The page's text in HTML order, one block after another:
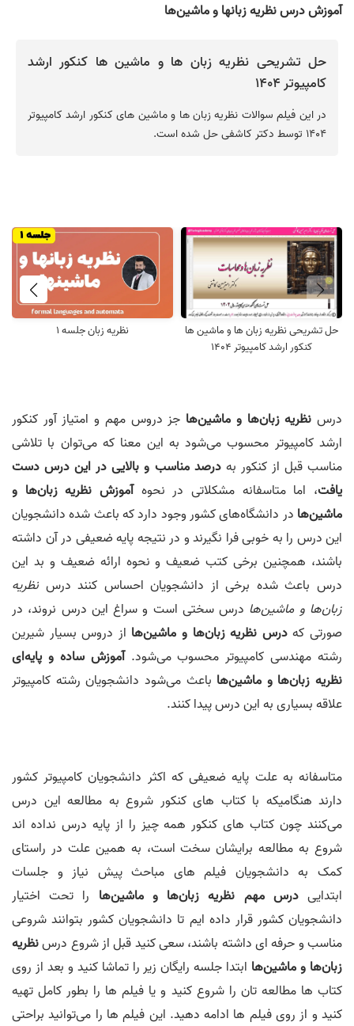
آموزش درس نظریه زبانها و ماشین‌ها
حل تشریحی نظریه زبان ها و ماشین ها کنکور ارشد
کامپیوتر 1404
در این فیلم سوالات نظریه زبان ها و ماشین های کنکور ارشد کامپیوتر
1404 توسط دکتر کاشفی حل شده است.
حل تشریحی نظریه زبان ها و ماشین ها
کنکور ارشد کامپیوتر 1404
نظریه زبان جلسه 1
درس نظریه زبان‌ها و ماشین‌ها جز دروس مهم و امتیاز آور کنکور
ارشد کامپیوتر محسوب می‌شود به این معنا که می‌توان با تلاشی
مناسب قبل از کنکور بهدرصد مناسب و بالایی در این درس دست
یافت، اما متاسفانه مشکلاتی در نحوهآموزش نظریه زبان‌ها و
ماشین‌ها در دانشگاه‌های کشور وجود دارد که باعث شده دانشجویان
این درس را به خوبی فرا نگیرند و در نتیجه پایه ضعیفی در آن داشته
باشند، همچنین برخی کتب ضعیف و نحوه ارائه ضعیف و بد این
درس باعث شده برخی از دانشجویان احساس کنند درس نظریه
زبان‌ها و ماشین‌ها درس سختی است و سراغ این درس نروند، در
صورتی کهدرس نظریه زبان‌ها و ماشین‌ها از دروس بسیار شیرین
رشته مهندسی کامپیوتر محسوب می‌شود.آموزش ساده و پایه‌ای
نظریه زبان‌ها و ماشین‌ها باعث می‌شود دانشجویان رشته کامپیوتر
علاقه بسیاری به این درس پیدا کنند.
متاسفانه به علت پایه ضعیفی که اکثر دانشجویان کامپیوتر کشور
دارند هنگامیکه با کتاب های کنکور شروع به مطالعه این درس
می‌کنند چون کتاب های کنکور همه چیز را از پایه درس نداده اند
شروع به مطالعه برایشان سخت است، به همین علت در راستای
کمک به دانشجویان فیلم های مباحث پیش نیاز و جلسات
ابتداییدرس مهم نظریه زبان‌ها و ماشین‌ها را تحت اختیار
دانشجویان کشور قرار داده ایم تا دانشجویان کشور بتوانند شروعی
مناسب و حرفه ای داشته باشند، سعی کنید قبل از شروع درسنظریه
زبان‌ها و ماشین‌ها ابتدا جلسه رایگان زیر را تماشا کنید و بعد از روی
کتاب ها مطالعه تان را شروع کنید و یا فیلم ها را بطور کامل تهیه
کنید و از روی فیلم ها ادامه دهید. این فیلم ها را می‌توانید براحتی